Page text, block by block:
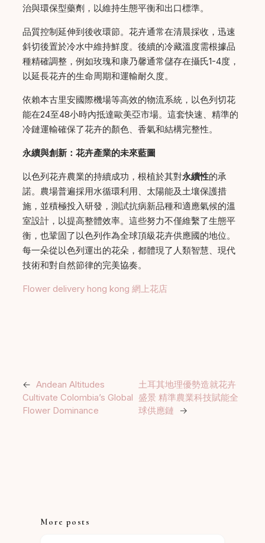
治與環保型藥劑，以維持生態平衡和出口標準。
品質控制延伸到後收環節。花卉通常在清晨採收，迅速
斜切後置於冷水中維持鮮度。後續的冷藏溫度需根據品
種精確調整，例如玫瑰和康乃馨通常儲存在攝氏1-4度，
以延長花卉的生命周期和運輸耐久度。
依賴本古里安國際機場等高效的物流系統，以色列切花
能在24至48小時內抵達歐美亞市場。這套快速、精準的
冷鏈運輸確保了花卉的顏色、香氣和結構完整性。
永續與創新：花卉產業的未來藍圖
以色列花卉農業的持續成功，根植於其對永續性的承
諾。農場普遍採用水循環利用、太陽能及土壤保護措
施，並積極投入研發，測試抗病新品種和適應氣候的溫
室設計，以提高整體效率。這些努力不僅維繫了生態平
衡，也鞏固了以色列作為全球頂級花卉供應國的地位。
每一朵從以色列運出的花朵，都體現了人類智慧、現代
技術和對自然節律的完美協奏。
Flower delivery hong kong 網上花店
← Andean Altitudes
Cultivate Colombia’s Global
Flower Dominance
土耳其地理優勢造就花卉
盛景 精準農業科技賦能全
球供應鏈
→
More posts